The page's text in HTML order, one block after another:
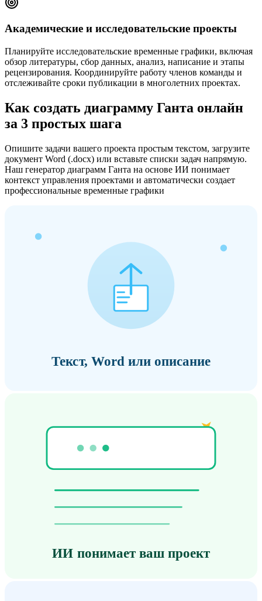
Академические и исследовательские проекты
Планируйте исследовательские временные графики, включая
обзор литературы, сбор данных, анализ, написание и этапы
рецензирования. Координируйте работу членов команды и
отслеживайте сроки публикации в многолетних проектах.
Как создать диаграмму Ганта онлайн
за 3 простых шага
Опишите задачи вашего проекта простым текстом, загрузите
документ Word (.docx) или вставьте списки задач напрямую.
Наш генератор диаграмм Ганта на основе ИИ понимает
контекст управления проектами и автоматически создает
профессиональные временные графики
Текст, Word или описание
ИИ понимает ваш проект